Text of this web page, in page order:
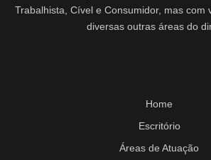
Trabalhista, Cível e Consumidor, mas com
diversas outras áreas do
Home
Escritório
Áreas de Atuação